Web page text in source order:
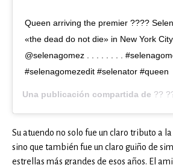
Queen arriving the premier ????
«the dead do not die» in New York
@selenagomez . . . . . . . .
#selenagomezedit #selenator #queen
Una publicación compartida de ??
Su atuendo no solo fue un claro tributo a
sino que también fue un claro guiño de
estrellas más grandes de esos años. El